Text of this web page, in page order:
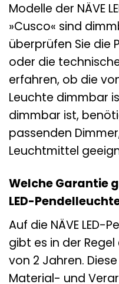
Modelle der NÄVE
»Cusco« sind
überprüfen Sie die
oder die
erfahren, ob die
Leuchte dimmbar
dimmbar ist,
passenden
Leuchtmittel
Welche Garantie
LED-
Auf die NÄVE LED-
gibt es in der
von 2 Jahren.
Material- und